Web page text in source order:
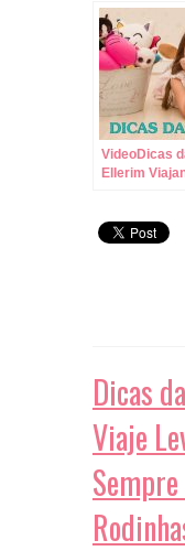
para os
VideoDicas
Ellerim
Crianças!
Dicas
Viaje